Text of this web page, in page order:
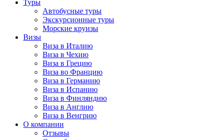
Туры
Автобусные туры
Экскурсионные туры
Морские круизы
Визы
Виза в Италию
Виза в Чехию
Виза в Грецию
Виза во Францию
Виза в Германию
Виза в Испанию
Виза в Финляндию
Виза в Англию
Виза в Венгрию
О компании
Отзывы